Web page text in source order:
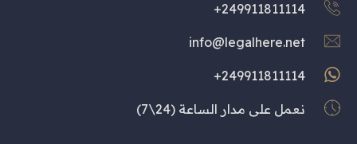
249911811114+
info@legalhere.net
249911811114+
نعمل على مدار الساعة (24\7)